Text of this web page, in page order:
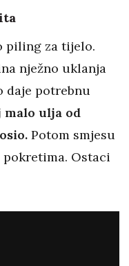
piling za tijelo.
nježno uklanja
daje potrebnu
malo ulja od
Potom smjesu
Ostaci